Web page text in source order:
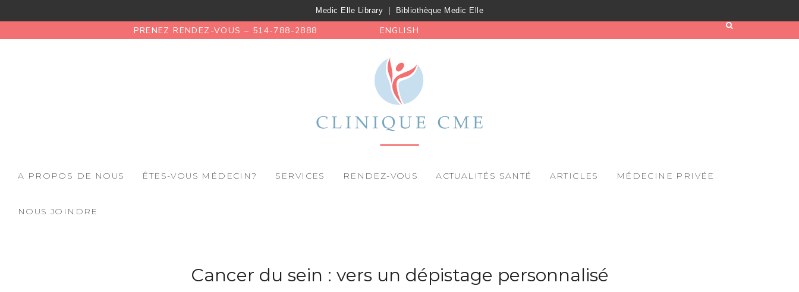
Medic Elle Library Bibliothèque Medic Elle
PRENEZ RENDEZ-VOUS – 514-788-2888 ENGLISH
A PROPOS DE NOUS ÊTES-VOUS MÉDECIN? SERVICES RENDEZ-VOUS ACTUALITÉS SANTÉ ARTICLES MÉDECINE PRIVÉE
NOUS JOINDRE
Cancer du sein : vers un dépistage personnalisé